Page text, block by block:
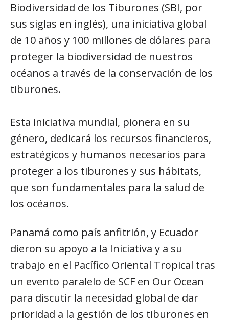
Biodiversidad de los Tiburones (SBI, por
sus siglas en inglés), una iniciativa global
de 10 años y 100 millones de dólares para
proteger la biodiversidad de nuestros
océanos a través de la conservación de los
tiburones.
Esta iniciativa mundial, pionera en su
género, dedicará los recursos financieros,
estratégicos y humanos necesarios para
proteger a los tiburones y sus hábitats,
que son fundamentales para la salud de
los océanos.
Panamá como país anfitrión, y Ecuador
dieron su apoyo a la Iniciativa y a su
trabajo en el Pacífico Oriental Tropical tras
un evento paralelo de SCF en Our Ocean
para discutir la necesidad global de dar
prioridad a la gestión de los tiburones en